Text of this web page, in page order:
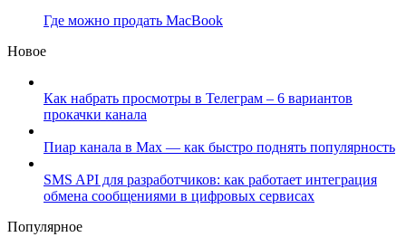
Где можно продать MacBook
Новое
Как набрать просмотры в Телеграм – 6 вариантов
прокачки канала
Пиар канала в Max — как быстро поднять популярность
SMS API для разработчиков: как работает интеграция
обмена сообщениями в цифровых сервисах
Популярное